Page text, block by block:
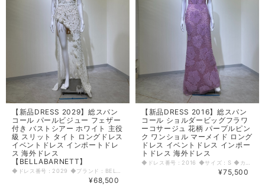
【新品DRESS 2029】総スパン
コール パールビジュー フェザー
付き バストシアー ホワイト 主役
級 スリット タイト ロングドレス
イベントドレス インポートドレ
ス 海外ドレス
【BELLABARNETT】
¥68,500
【新品DRESS 2016】総スパン
コール ショルダービッグフラワ
ーコサージュ 花柄 パープルピン
ク ワンショル マーメイド ロング
ドレス イベントドレス インポー
トドレス 海外ドレス
¥75,500